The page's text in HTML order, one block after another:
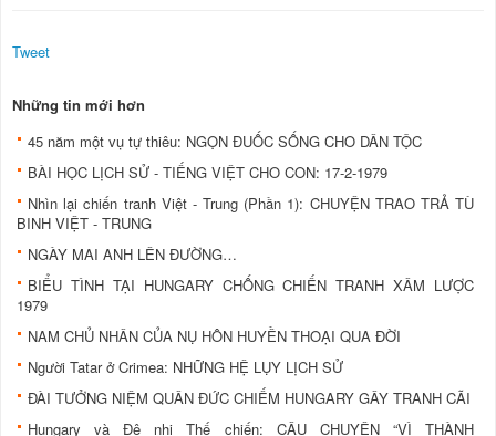
Tweet
Những tin mới hơn
45 năm một vụ tự thiêu: NGỌN ĐUỐC SỐNG CHO DÂN TỘC
BÀI HỌC LỊCH SỬ - TIẾNG VIỆT CHO CON: 17-2-1979
Nhìn lại chiến tranh Việt - Trung (Phần 1): CHUYỆN TRAO TRẢ TÙ
BINH VIỆT - TRUNG
NGÀY MAI ANH LÊN ĐƯỜNG…
BIỂU TÌNH TẠI HUNGARY CHỐNG CHIẾN TRANH XÂM LƯỢC
1979
NAM CHỦ NHÂN CỦA NỤ HÔN HUYỀN THOẠI QUA ĐỜI
Người Tatar ở Crimea: NHỮNG HỆ LỤY LỊCH SỬ
ĐÀI TƯỞNG NIỆM QUÂN ĐỨC CHIẾM HUNGARY GÂY TRANH CÃI
Hungary và Đệ nhị Thế chiến: CÂU CHUYỆN “VÌ THÀNH